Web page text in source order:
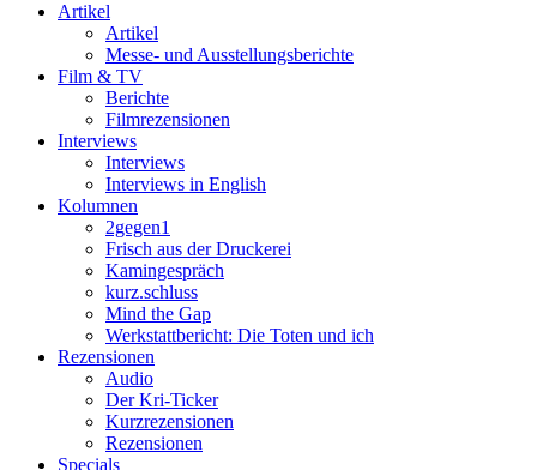
Artikel
Artikel
Messe- und Ausstellungsberichte
Film & TV
Berichte
Filmrezensionen
Interviews
Interviews
Interviews in English
Kolumnen
2gegen1
Frisch aus der Druckerei
Kamingespräch
kurz.schluss
Mind the Gap
Werkstattbericht: Die Toten und ich
Rezensionen
Audio
Der Kri-Ticker
Kurzrezensionen
Rezensionen
Specials